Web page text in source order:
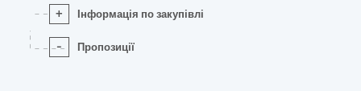
+ Інформація по закупівлі
- Пропозиції